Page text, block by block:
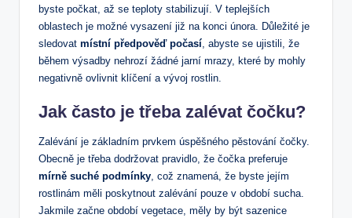
byste počkat, až se teploty stabilizují. V teplejších
oblastech je možné vysazení již na konci února. Důležité je
sledovat místní předpověď počasí, abyste se ujistili, že
během výsadby nehrozí žádné jarní mrazy, které by mohly
negativně ovlivnit klíčení a vývoj rostlin.
Jak často je třeba zalévat čočku?
Zalévání je základním prvkem úspěšného pěstování čočky.
Obecně je třeba dodržovat pravidlo, že čočka preferuje
mírně suché podmínky, což znamená, že byste jejím
rostlinám měli poskytnout zalévání pouze v období sucha.
Jakmile začne období vegetace, měly by být sazenice